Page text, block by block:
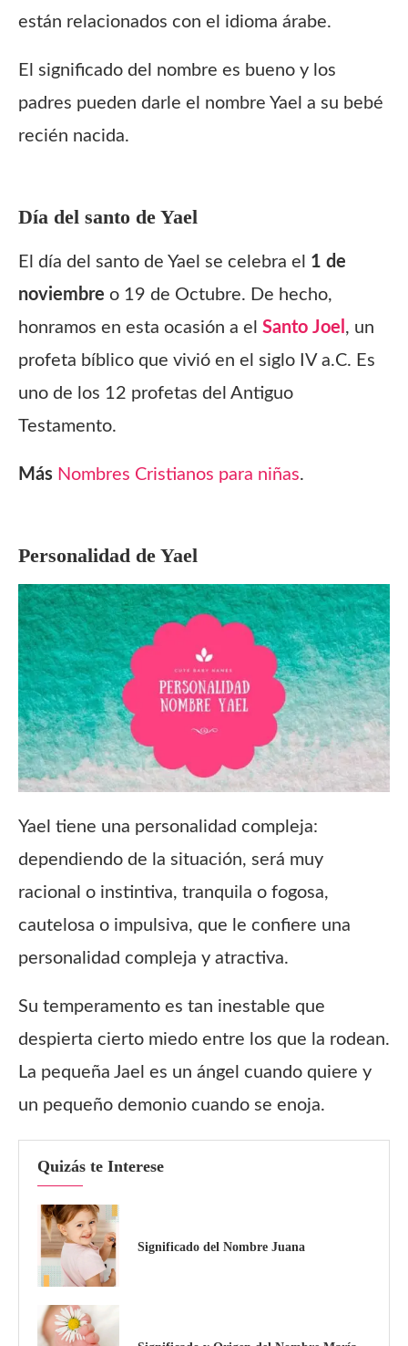
están relacionados con el idioma árabe.
El significado del nombre es bueno y los
padres pueden darle el nombre Yael a su bebé
recién nacida.
Día del santo de Yael
El día del santo de Yael se celebra el 1 de
noviembre o 19 de Octubre. De hecho,
honramos en esta ocasión a el Santo Joel , un
profeta bíblico que vivió en el siglo IV a.C. Es
uno de los 12 profetas del Antiguo
Testamento.
Más Nombres Cristianos para niñas.
Personalidad de Yael
Yael tiene una personalidad compleja:
dependiendo de la situación, será muy
racional o instintiva, tranquila o fogosa,
cautelosa o impulsiva, que le confiere una
personalidad compleja y atractiva.
Su temperamento es tan inestable que
despierta cierto miedo entre los que la rodean.
La pequeña Jael es un ángel cuando quiere y
un pequeño demonio cuando se enoja.
Quizás te Interese
Significado del Nombre Juana